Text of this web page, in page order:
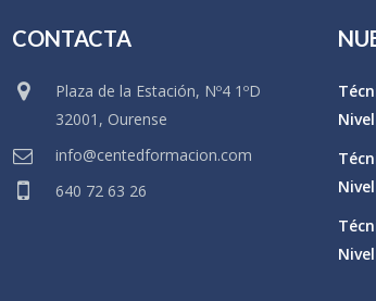
CONTACTA
Plaza de la Estación, Nº4 1ºD
32001, Ourense
info@centedformacion.com
640 72 63 26